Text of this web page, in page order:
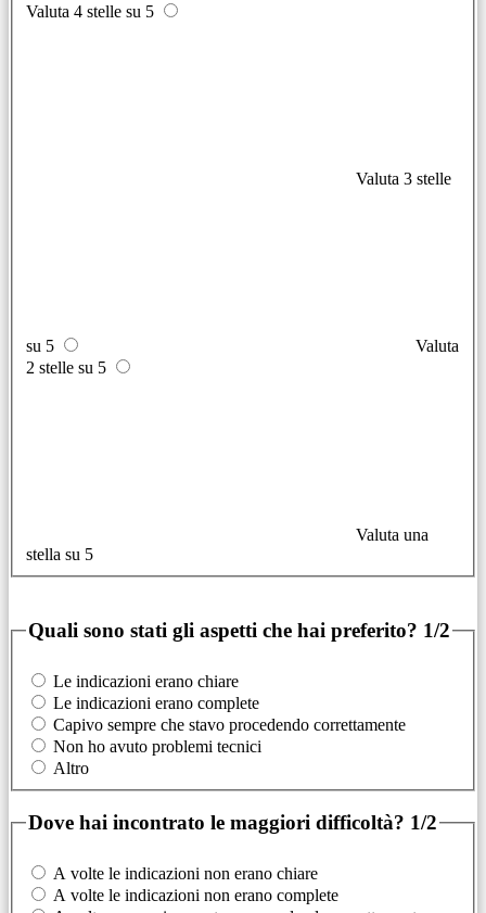
Valuta 4 stelle su 5
Valuta 3 stelle
su 5
Valuta
2 stelle su 5
Valuta una
stella su 5
Quali sono stati gli aspetti che hai preferito? 1/2
Le indicazioni erano chiare
Le indicazioni erano complete
Capivo sempre che stavo procedendo correttamente
Non ho avuto problemi tecnici
Altro
Dove hai incontrato le maggiori difficoltà? 1/2
A volte le indicazioni non erano chiare
A volte le indicazioni non erano complete